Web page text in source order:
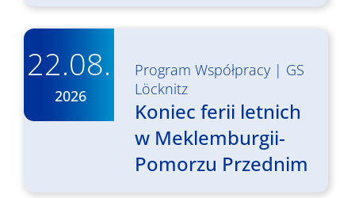
22.08.
2026
Program Współpracy| GS
Löcknitz
Koniec ferii letnich
w Meklemburgii-
Pomorzu Przednim